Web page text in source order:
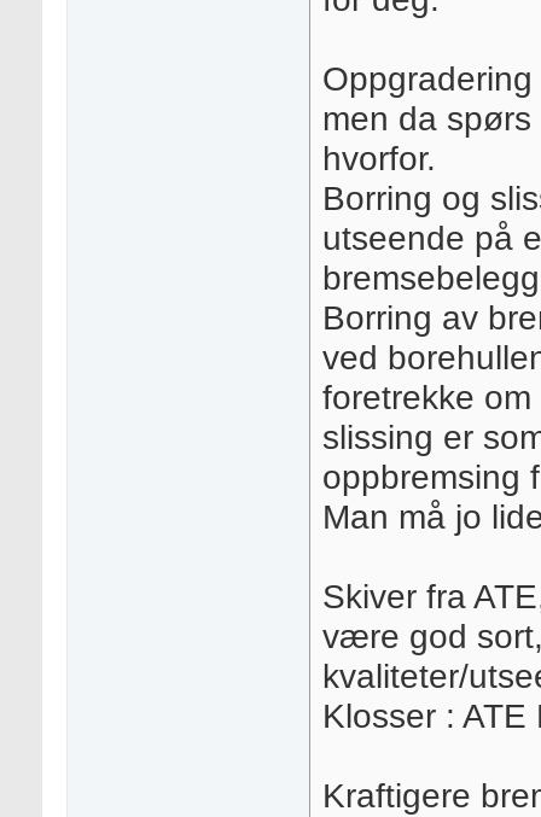
men da
hvorfor.
Borring og
utseende på
Borring av
ved
foretrekke
slissing er
oppbremsing
Man må jo
Skiver fra
være god
kvaliteter/
Klosser :
Kraftigere